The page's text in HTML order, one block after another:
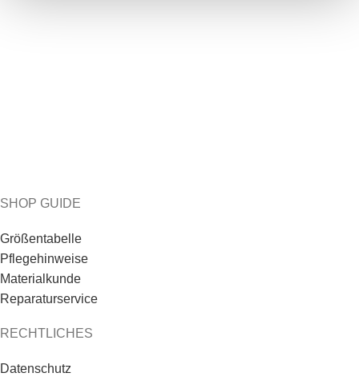
SHOP GUIDE
Größentabelle
Pflegehinweise
Materialkunde
Reparaturservice
RECHTLICHES
Datenschutz